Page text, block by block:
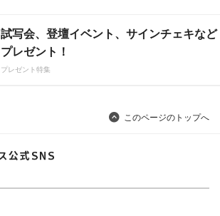
試写会、登壇イベント、サインチェキなど
プレゼント！
プレゼント特集
このページのトップへ